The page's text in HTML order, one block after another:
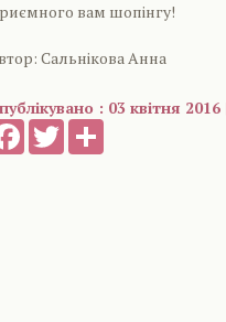
вам шопінгу!
Сальнікова Анна
: 03 квітня
FacebookTwitter